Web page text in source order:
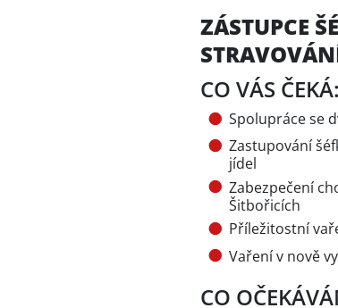
ZÁSTUPCE
CO VÁS ČEKÁ:
Spolupráce se
Zastupování
jídel
Zabezpečení
Šitbořicích
Příležitostní
Vaření v nově
CO